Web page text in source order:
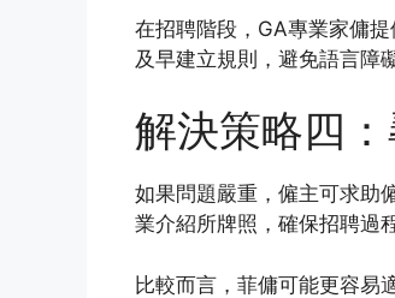
在招聘階段，GA專業家傭
及早建立規則，避免語言障
解決策略四
如果問題嚴重，僱主可求助
業介紹所牌照，確保招聘過
比較而言，菲傭可能更容易